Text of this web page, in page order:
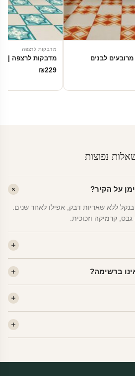
לבנים
מדבקות לרצפה
מדבקות לרצפה |
₪229
נפוצות
על הקיר?
בנקל ללא שאריות דבק, אפילו לאחר שנים.
קרמיקה וזכוכית.
ברשימה?